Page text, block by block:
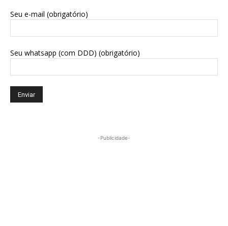
Seu e-mail (obrigatório)
Seu whatsapp (com DDD) (obrigatório)
-Publicidade-